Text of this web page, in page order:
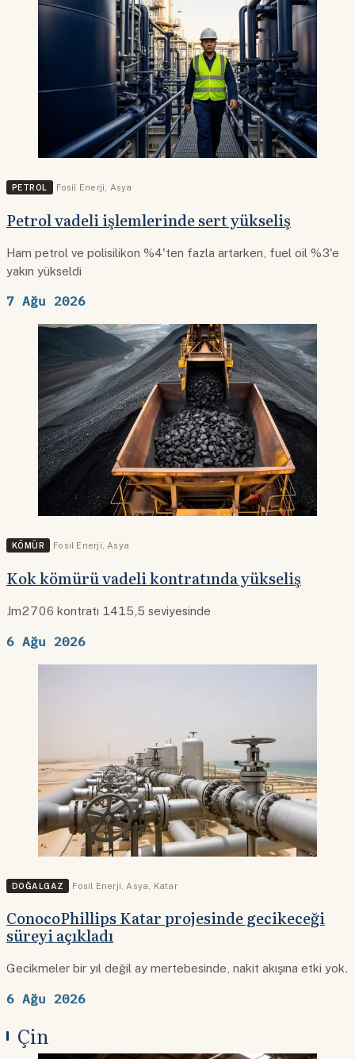
PETROL Fosil Enerji Asya
Petrol vadeli işlemlerinde sert yükseliş
Ham petrol ve polisilikon %4'ten fazla artarken, fuel oil %3'e
yakın yükseldi
7 Ağu 2026
KÖMÜR Fosil Enerji Asya
Kok kömürü vadeli kontratında yükseliş
Jm2706 kontratı 1415,5 seviyesinde
6 Ağu 2026
DOĞALGAZ Fosil Enerji Asya Katar
ConocoPhillips Katar projesinde gecikeceği
süreyi açıkladı
Gecikmeler bir yıl değil ay mertebesinde, nakit akışına etki yok.
6 Ağu 2026
Çin